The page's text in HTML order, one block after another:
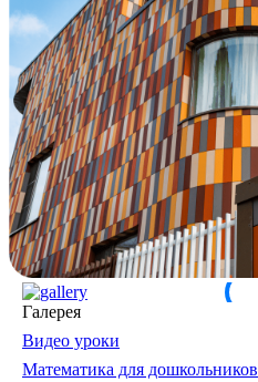
Галерея
Видео уроки
Математика для дошкольников